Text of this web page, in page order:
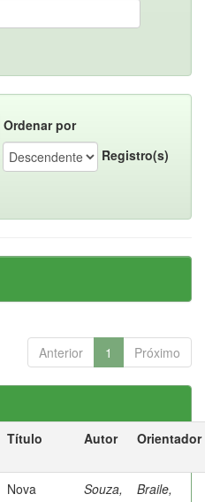
Ordenar por
Registro(s)
Anterior 1 Próximo
Título Autor Orientador
Nova
Souza,
Braile,